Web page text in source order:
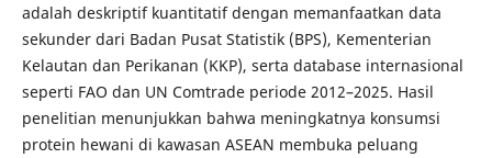
adalah deskriptif kuantitatif dengan memanfaatkan data
sekunder dari Badan Pusat Statistik (BPS), Kementerian
Kelautan dan Perikanan (KKP), serta database internasional
seperti FAO dan UN Comtrade periode 2012–2025. Hasil
penelitian menunjukkan bahwa meningkatnya konsumsi
protein hewani di kawasan ASEAN membuka peluang